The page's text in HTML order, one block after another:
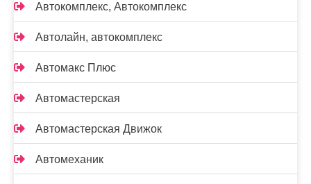
Автокомплекс, Автокомплекс
Автолайн, автокомплекс
Автомакс Плюс
Автомастерская
Автомастерская Движок
Автомеханик